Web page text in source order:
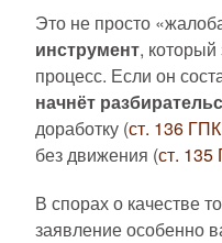
Это не просто
инструмент, который
процесс. Если он
начнёт
доработку (ст. 136
без движения (ст.
В спорах о качестве
заявление особенно